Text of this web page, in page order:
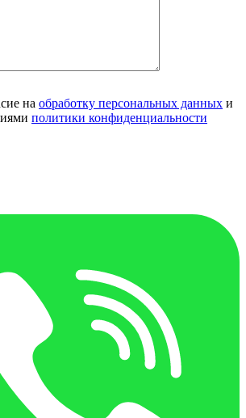
на обработку персональных данных и
политики конфиденциальности